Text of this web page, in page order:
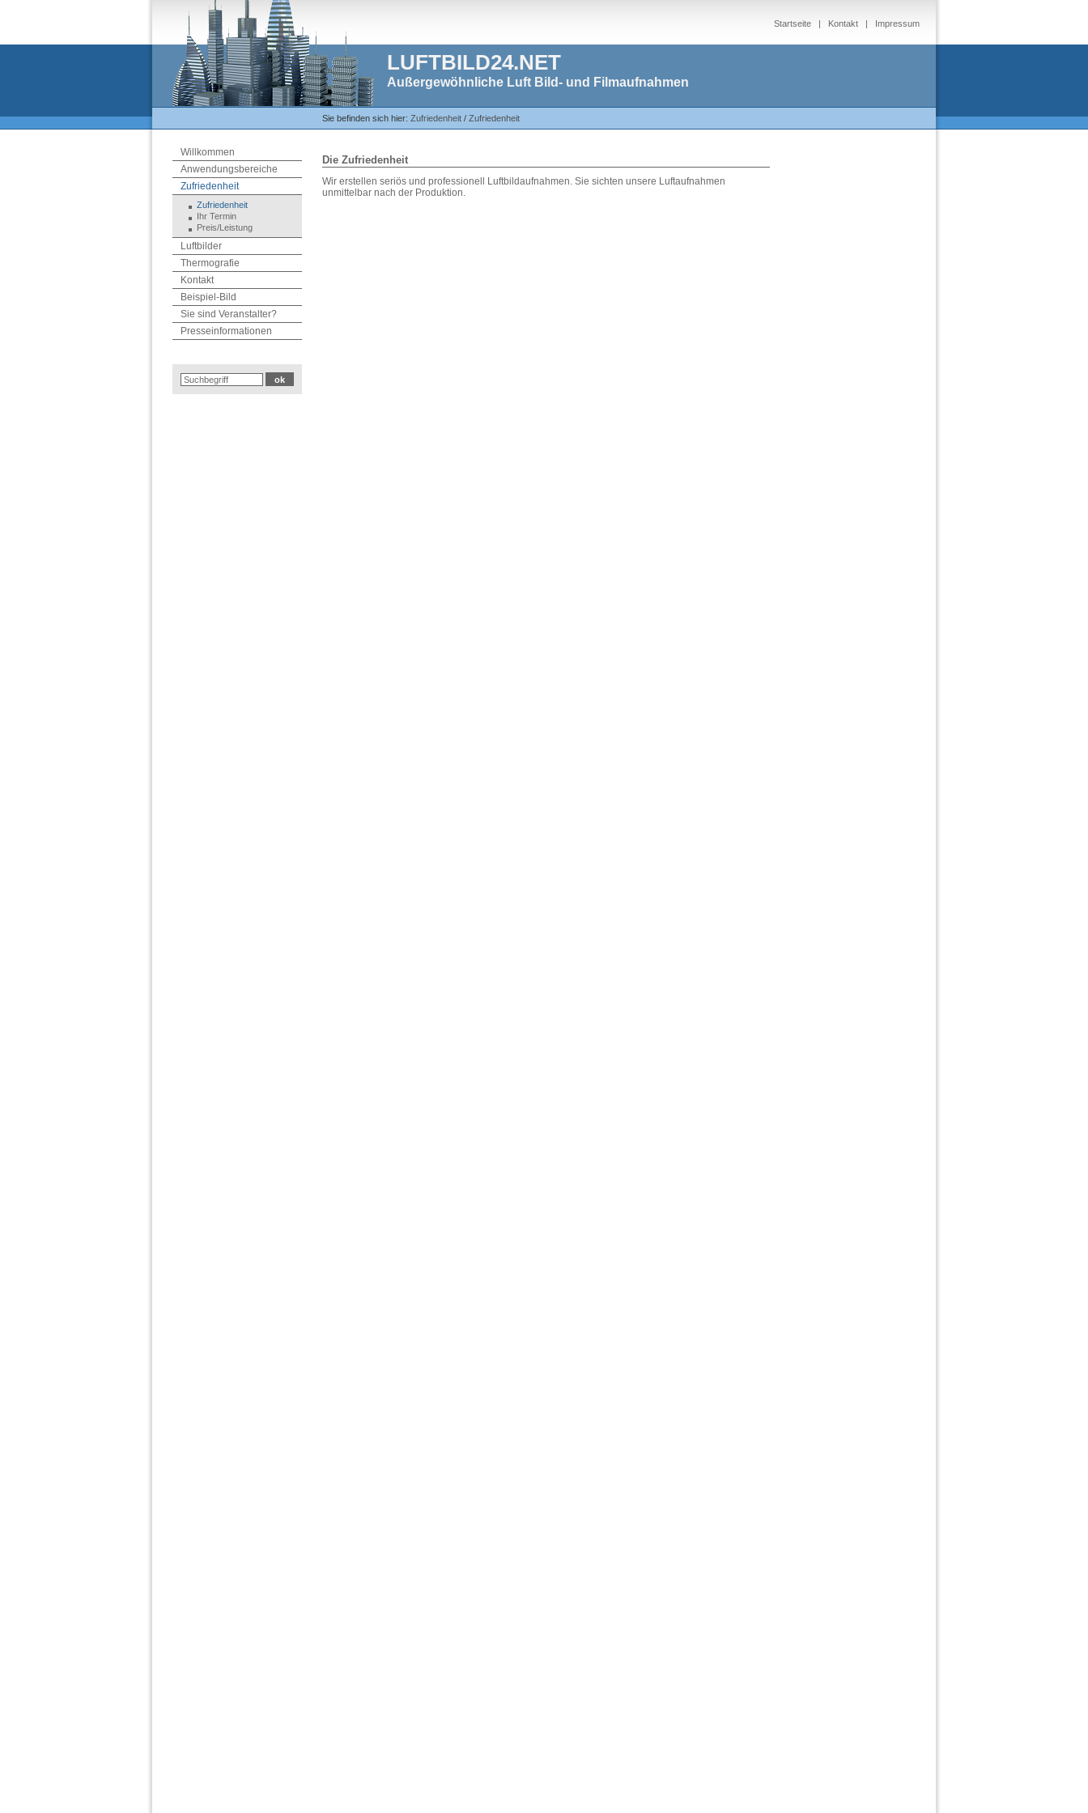
Startseite | Kontakt | Impressum
LUFTBILD24.NET
Außergewöhnliche Luft Bild- und Filmaufnahmen
Sie befinden sich hier: Zufriedenheit / Zufriedenheit
Willkommen
Anwendungsbereiche
Zufriedenheit
Zufriedenheit
Ihr Termin
Preis/Leistung
Luftbilder
Thermografie
Kontakt
Beispiel-Bild
Sie sind Veranstalter?
Presseinformationen
Die Zufriedenheit
Wir erstellen seriös und professionell Luftbildaufnahmen. Sie sichten unsere Luftaufnahmen
unmittelbar nach der Produktion.